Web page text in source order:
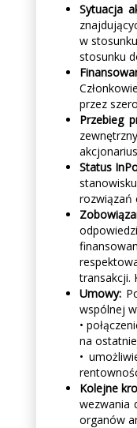
Sytuacja
w
stosunku
przez
Przebieg
Status
rozwiązań
transakcji.
Umowy:
wspólnej
•
na
•
Kolejne
wezwania
organów